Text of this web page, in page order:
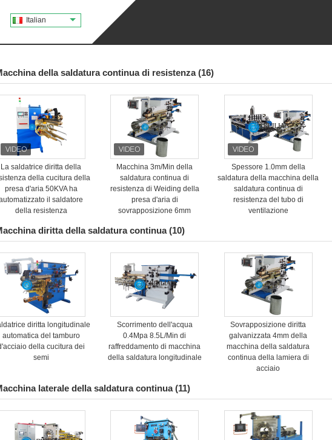
Italian
della saldatura continua di resistenza (16)
La saldatrice diritta della
della cucitura della
presa d'aria 50KVA ha
il saldatore
della resistenza
Macchina 3m/Min della
saldatura continua di
resistenza di Weiding della
presa d'aria di
sovrapposizione 6mm
Spessore 1.0mm della
saldatura della macchina della
saldatura continua di
resistenza del tubo di
ventilazione
diritta della saldatura continua (10)
diritta longitudinale
automatica del tamburo
della cucitura dei
semi
Scorrimento dell'acqua
0.4Mpa 8.5L/Min di
raffreddamento di macchina
della saldatura longitudinale
Sovrapposizione diritta
galvanizzata 4mm della
macchina della saldatura
continua della lamiera di
acciaio
laterale della saldatura continua (11)